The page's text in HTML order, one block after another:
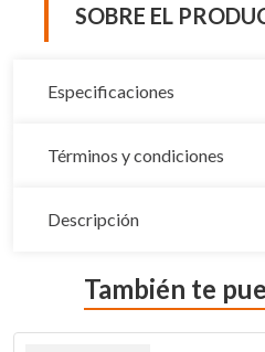
SOBRE EL
Especificaciones
Términos y condiciones
Descripción
También te